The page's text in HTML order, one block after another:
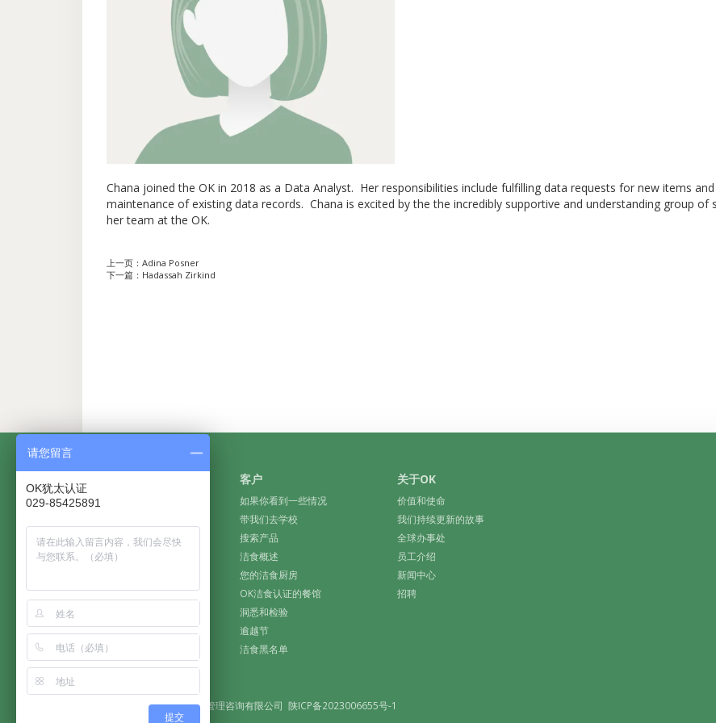
Chana joined the OK in 2018 as a Data Analyst. Her responsibilities include fulfilling data requests for new items and
maintenance of existing data records. Chana is excited by the the incredibly supportive and understanding group of
her team at the OK.
上一页： Adina Posner
下一篇： Hadassah Zirkind
获得认证
什么是洁食认证？
为什么要选择OK洁食认证？
保密和安全原则
常见问题
特色品牌
精选文章
客户
如果你看到一些情况
带我们去学校
搜索产品
洁食概述
您的洁食厨房
OK洁食认证的餐馆
洞悉和检验
逾越节
洁食黑名单
关于OK
价值和使命
我们持续更新的故事
全球办事处
员工介绍
新闻中心
招聘
版权所有 陕西海威斯特企业管理咨询有限公司 陕ICP备2023006655号-1
请您留言
OK犹太认证
029-85425891
提交